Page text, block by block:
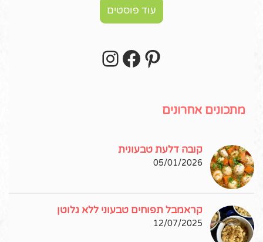
עוד פוסטים
Pinterest
Facebook
מתכונים אחרונים
קובה דלעת טבעונית
05/01/2026
קראמבל תפוחים טבעוני ללא גלוטן
12/07/2025